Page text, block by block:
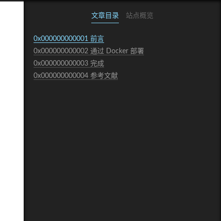
文章目录 站点概览
0x000000000001 前言
0x000000000002 通过 Docker 部署
0x000000000003 完成
0x000000000004 参考文献